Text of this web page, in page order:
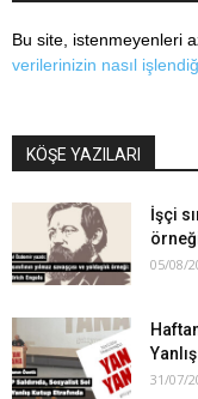
Bu site, istenmeyenleri
verilerinizin nasıl
KÖŞE YAZILARI
İşçi
05/08/
31/07/